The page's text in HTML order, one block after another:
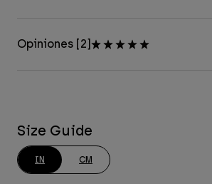
Opiniones [2]
Size Guide
IN CM